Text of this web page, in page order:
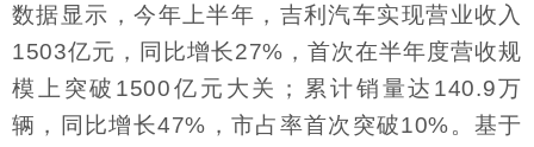
数据显示，今年上半年，吉利汽车实现营业收入
1503亿元，同比增长27%，首次在半年度营收规
模上突破1500亿元大关；累计销量达140.9万
辆，同比增长47%，市占率首次突破10%。基于